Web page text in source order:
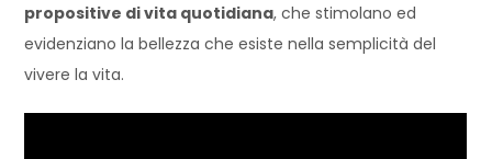
propositive di vita quotidiana, che stimolano ed
evidenziano la bellezza che esiste nella semplicità del
vivere la vita.